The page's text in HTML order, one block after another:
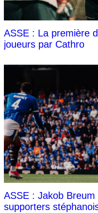
ASSE : La première
joueurs par Cathro
ASSE : Jakob
supporters